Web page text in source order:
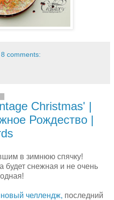
8 comments:
Christmas' |
Рождество |
в зимнюю спячку!
будет снежная и не очень
челлендж, последний